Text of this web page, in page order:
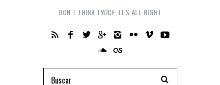
DON'T THINK TWICE, IT'S ALL RIGHT